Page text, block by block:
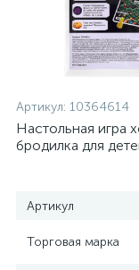
Артикул: 10364614
Настольная игра
бродилка для
Артикул
Торговая марка